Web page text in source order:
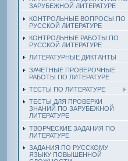
ЗАРУБЕЖНОЙ ЛИТЕРАТУРЕ
КОНТРОЛЬНЫЕ ВОПРОСЫ ПО
РУССКОЙ ЛИТЕРАТУРЕ
КОНТРОЛЬНЫЕ РАБОТЫ ПО
РУССКОЙ ЛИТЕРАТУРЕ
ЛИТЕРАТУРНЫЕ ДИКТАНТЫ
ЗАЧЕТНЫЕ ПРОВЕРОЧНЫЕ
РАБОТЫ ПО ЛИТЕРАТУРЕ
ТЕСТЫ ПО ЛИТЕРАТУРЕ
ТЕСТЫ ДЛЯ ПРОВЕРКИ
ЗНАНИЙ ПО ЗАРУБЕЖНОЙ
ЛИТЕРАТУРЕ
ТВОРЧЕСКИЕ ЗАДАНИЯ ПО
ЛИТЕРАТУРЕ
ЗАДАНИЯ ПО РУССКОМУ
ЯЗЫКУ ПОВЫШЕННОЙ